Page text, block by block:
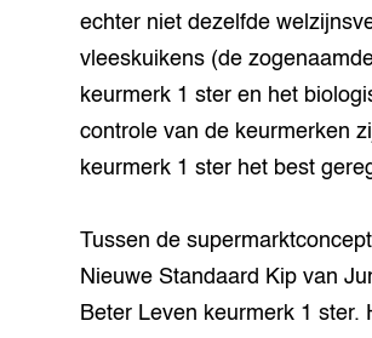
echter niet dezelfde
vleeskuikens (de
keurmerk 1 ster en het
controle van de keurmerken
keurmerk 1 ster het best
Tussen de
Nieuwe Standaard Kip van
Beter Leven keurmerk 1